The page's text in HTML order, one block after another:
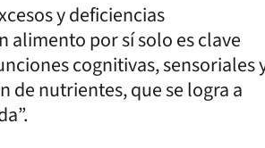
y deficiencias
alimento por sí solo es clave
cognitivas, sensoriales
de nutrientes, que se logra a